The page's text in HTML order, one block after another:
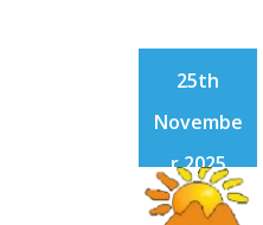
25th
Novembe
r 2025